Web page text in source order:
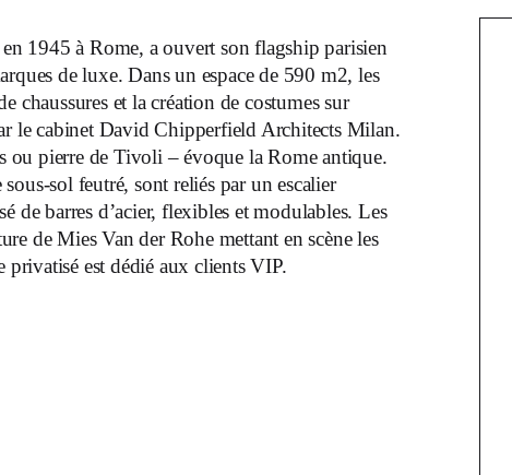
1945 à Rome, a ouvert son flagship parisien
de luxe. Dans un espace de 590 m2, les
chaussures et la création de costumes sur
le cabinet David Chipperfield Architects Milan.
ou pierre de Tivoli – évoque la Rome antique.
sol feutré, sont reliés par un escalier
de barres d’acier, flexibles et modulables. Les
de Mies Van der Rohe mettant en scène les
privatisé est dédié aux clients VIP.